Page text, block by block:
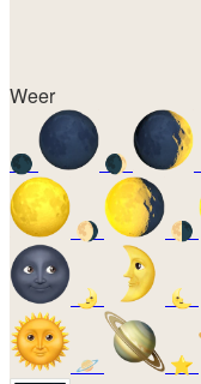
Weer
🌑 🌒
🌖 🌗
🌛 🌜
🪐 ⭐